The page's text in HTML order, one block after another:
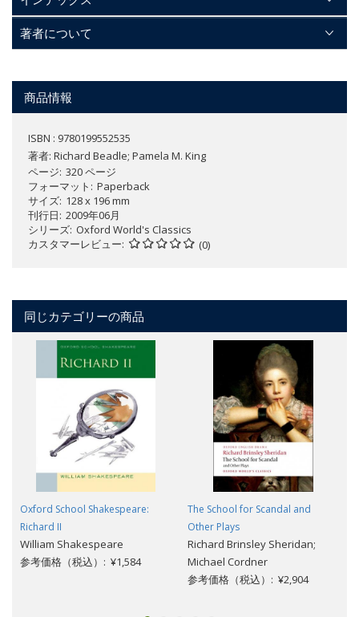
著者について
商品情報
ISBN : 9780199552535
著者: Richard Beadle; Pamela M. King
ページ 320 ページ
フォーマット
Paperback
サイズ 128 x 196 mm
刊行日 2009年06月
シリーズ Oxford World's Classics
カスタマーレビュー
(0)
同じカテゴリーの商品
Oxford School Shakespeare:
Richard II
William Shakespeare
参考価格（税込）: ¥1,584
The School for Scandal and
Other Plays
Richard Brinsley Sheridan;
Michael Cordner
参考価格（税込）: ¥2,904